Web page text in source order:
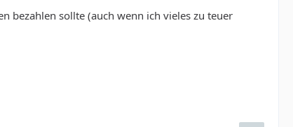
bezahlen sollte (auch wenn ich vieles zu teuer